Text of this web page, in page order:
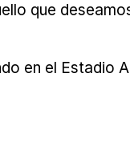
que
en el Estadio